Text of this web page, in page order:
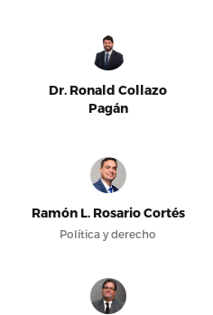
Dr. Ronald Collazo
Pagán
Ramón L. Rosario Cortés
Política y derecho